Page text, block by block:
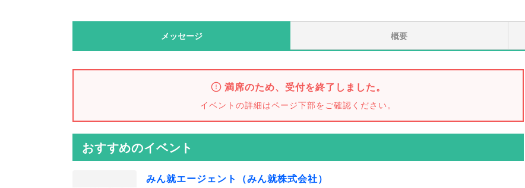
メッセージ 概要
満席のため、受付を終了しました。
イベントの詳細はページ下部をご確認ください。
おすすめのイベント
みん就エージェント（みん就株式会社）